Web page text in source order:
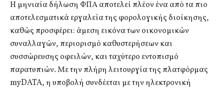
Η μηνιαία δήλωση ΦΠΑ αποτελεί πλέον ένα από τα πιο
αποτελεσματικά εργαλεία της φορολογικής διοίκησης,
καθώς προσφέρει: άμεση εικόνα των οικονομικών
συναλλαγών, περιορισμό καθυστερήσεων και
συσσώρευσης οφειλών, και ταχύτερο εντοπισμό
παρατυπιών. Με την πλήρη λειτουργία της πλατφόρμας
myDATA, η υποβολή συνδέεται με την ηλεκτρονική